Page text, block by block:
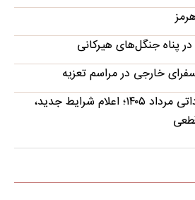
پناه جنگل‌های هیرکانی
خارجی در مراسم تعزیه
عرضه خودروهای وارداتی مرداد ۱۴۰۵؛ اعلام شرایط جدید،